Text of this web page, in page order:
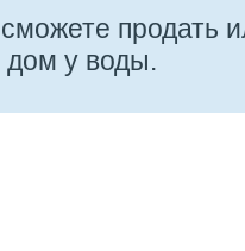
продать
дом у воды.